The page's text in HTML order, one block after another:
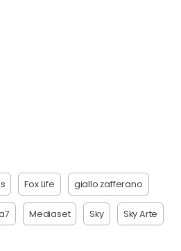
Fox Life giallo zafferano
Mediaset Sky Sky Arte